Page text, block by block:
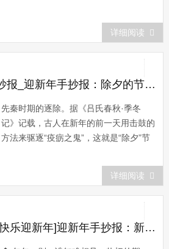
中。南北朝时，南朝萧子云的《介雅》诗
中也有“四季新元旦，万寿初春朝”的记
载。...
详细阅读
中秋节节日起源手抄报_迎新年手抄报：除夕的节日起源
先秦时期的逐除。据《吕氏春秋·季冬
记》记载，古人在新年的前一天用击鼓的
方法来驱逐“疫疬之鬼”，这就是“除夕”节
称，最早提及“除夕”这一名称的，是西
详细阅读
[二年级手抄报新年快乐迎新年]迎新年手抄报：新年快乐